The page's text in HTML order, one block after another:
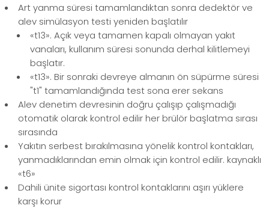
Art yanma süresi tamamlandıktan sonra dedektör ve
alev simülasyon testi yeniden başlatılır
«t13». Açık veya tamamen kapalı olmayan yakıt
vanaları, kullanım süresi sonunda derhal kilitlemeyi
başlatır.
«t13». Bir sonraki devreye almanın ön süpürme süresi
"t1" tamamlandığında test sona erer sekans
Alev denetim devresinin doğru çalışıp çalışmadığı
otomatik olarak kontrol edilir her brülör başlatma sırası
sırasında
Yakıtın serbest bırakılmasına yönelik kontrol kontakları,
yanmadıklarından emin olmak için kontrol edilir. kaynaklı
«t6»
Dahili ünite sigortası kontrol kontaklarını aşırı yüklere
karşı korur